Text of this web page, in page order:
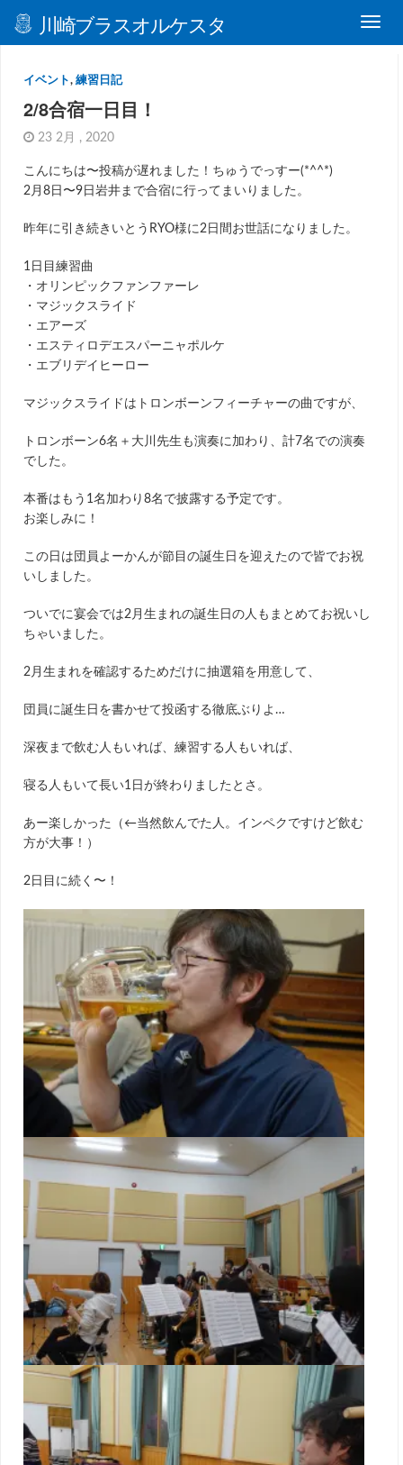
川崎ブラスオルケスタ
イベント, 練習日記
2/8合宿一日目！
23 2月 , 2020
こんにちは〜投稿が遅れました！ちゅうでっすー(*^^*)
2月8日〜9日岩井まで合宿に行ってまいりました。
昨年に引き続きいとうRYO様に2日間お世話になりました。
1日目練習曲
・オリンピックファンファーレ
・マジックスライド
・エアーズ
・エスティロデエスパーニャポルケ
・エブリデイヒーロー
マジックスライドはトロンボーンフィーチャーの曲ですが、
トロンボーン6名＋大川先生も演奏に加わり、計7名での演奏
でした。
本番はもう1名加わり8名で披露する予定です。
お楽しみに！
この日は団員よーかんが節目の誕生日を迎えたので皆でお祝
いしました。
ついでに宴会では2月生まれの誕生日の人もまとめてお祝いし
ちゃいました。
2月生まれを確認するためだけに抽選箱を用意して、
団員に誕生日を書かせて投函する徹底ぶりよ…
深夜まで飲む人もいれば、練習する人もいれば、
寝る人もいて長い1日が終わりましたとさ。
あー楽しかった（←当然飲んでた人。インペクですけど飲む
方が大事！）
2日目に続く〜！